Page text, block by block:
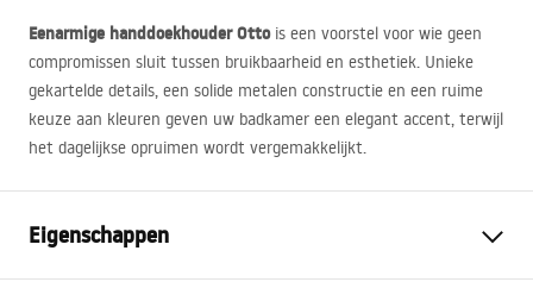
Eenarmige handdoekhouder Ottois een voorstel voor wie geen
compromissen sluit tussen bruikbaarheid en esthetiek. Unieke
gekartelde details, een solide metalen constructie en een ruime
keuze aan kleuren geven uw badkamer een elegant accent, terwijl
het dagelijkse opruimen wordt vergemakkelijkt.
Eigenschappen